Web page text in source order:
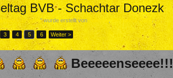
BVB - Schachtar Donezk
League" wurde erstellt von Salecha, 29. Januar 2025.
3 4 5 6 Weiter >
Beeeeenseeee!!!